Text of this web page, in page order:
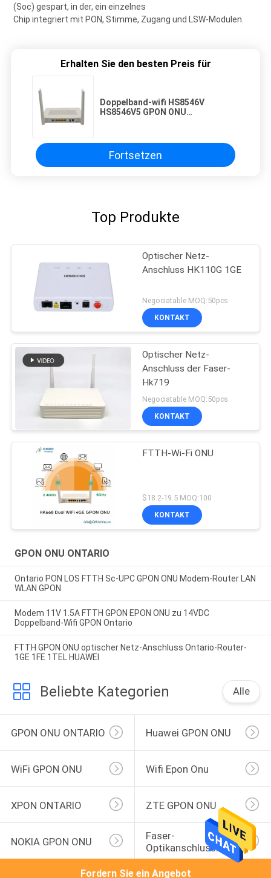
(Soc) gespart, in der, ein einzelnes
Chip integriert mit PON, Stimme, Zugang und LSW-Modulen.
Erhalten Sie den besten Preis für
Doppelband-wifi HS8546V
HS8546V5 GPON ONU
Funktion wie EG8141V5
Fortsetzen
Top Produkte
Optischer Netz-
Anschluss HK110G 1GE
Negociatable MOQ:50pcs
KONTAKT
Optischer Netz-
Anschluss der Faser-
Hk719
Negociatable MOQ:50pcs
KONTAKT
FTTH-Wi-Fi ONU
$18.2-19.5 MOQ:100
KONTAKT
GPON ONU ONTARIO
Ontario PON LOS FTTH Sc-UPC GPON ONU Modem-Router LAN
WLAN GPON
Modem 11V 1.5A FTTH GPON EPON ONU zu 14VDC
Doppelband-Wifi GPON Ontario
FTTH GPON ONU optischer Netz-Anschluss Ontario-Router-
1GE 1FE 1TEL HUAWEI
Beliebte Kategorien Alle
GPON ONU ONTARIO Huawei GPON ONU
WiFi GPON ONU Wifi Epon Onu
XPON ONTARIO ZTE GPON ONU
NOKIA GPON ONU
Faser-
Optikanschlusskasten
Fordern Sie ein Angebot